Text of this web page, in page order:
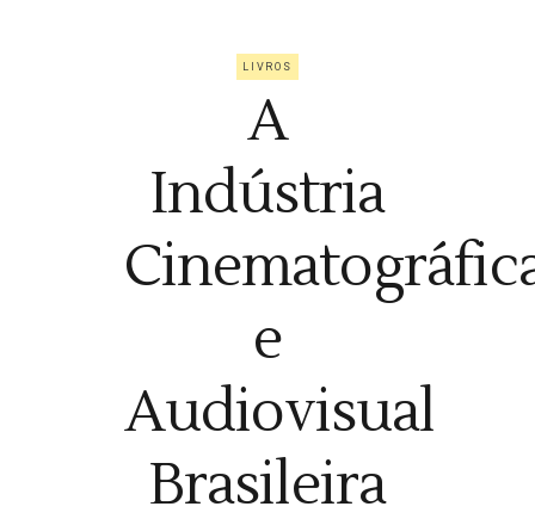
LIVROS
A
Indústria
e
Audiovisual
Brasileira